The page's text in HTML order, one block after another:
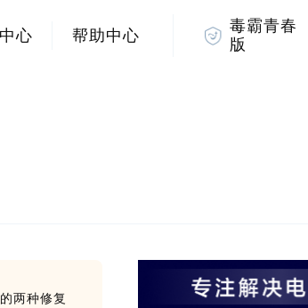
心 帮助中心
毒霸青春
版
两种修复